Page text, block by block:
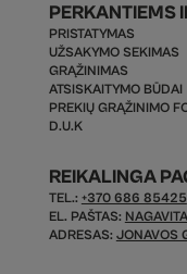
PERKANTIEMS
PRISTATYMAS
UŽSAKYMO SEKIMAS
GRĄŽINIMAS
ATSISKAITYMO BŪDAI
PREKIŲ GRĄŽINIMO
D.U.K
REIKALINGA
TEL.: +370 686 85425
EL. PAŠTAS:
ADRESAS: JONAVOS